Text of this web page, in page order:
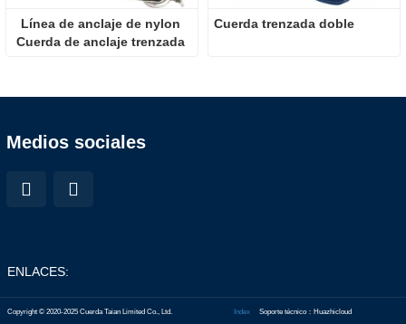
Línea de anclaje de nylon
Cuerda de anclaje trenzada
Cuerda trenzada doble
Medios sociales
ENLACES:
Copyright © 2020-2025 Cuerda Taian Limited Co., Ltd. Soporte técnico：Huazhicloud
Index